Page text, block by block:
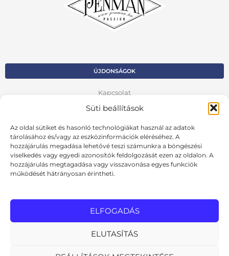
Süti beállítások
Az oldal sütiket és hasonló technológiákat használ az adatok
tárolásához és/vagy az eszközinformációk eléréséhez. A
hozzájárulás megadása lehetővé teszi számunkra a böngészési
viselkedés vagy egyedi azonosítók feldolgozását ezen az oldalon. A
hozzájárulás megtagadása vagy visszavonása egyes funkciók
működését hátrányosan érintheti.
ELFOGADÁS
ELUTASÍTÁS
ÚJDONSÁGOK
Kapcsolat
Kosár
Fiók
Adatvédelmi szabályzat
VISSZA AZ ELŐZŐ OLDALRA
Cookie szabályzat